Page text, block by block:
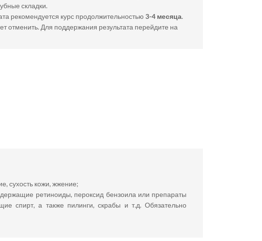
складки.
рекомендуется курс продолжительностью 3-4 месяца.
отменить. Для поддержания результата перейдите на
сухость кожи, жжение;
ретиноиды, пероксид бензоила или препараты
спирт, а также пилинги, скрабы и т.д. Обязательно